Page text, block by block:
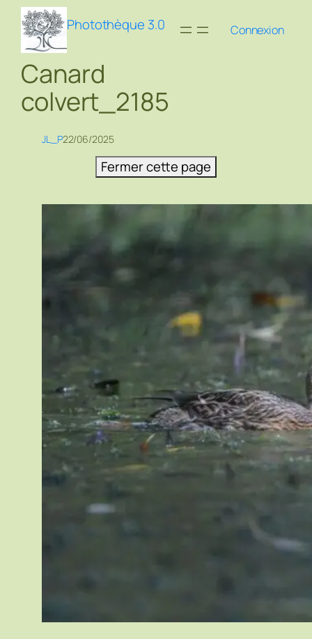
Aller
contenu
Photothèque 3.0 Connexion
Canard
colvert_2185
JL_P22/06/2025
Fermer cette page